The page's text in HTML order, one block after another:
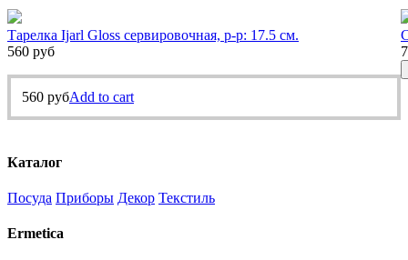
Тарелка Ijarl Gloss сервировочная, р-р: 17.5 см.
560 руб
560 рубAdd to cart
Каталог
Посуда Приборы Декор Текстиль
Ermetica